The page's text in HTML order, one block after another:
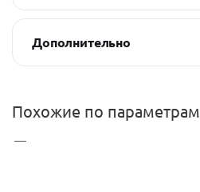
Дополнительно
Похожие по параметрам